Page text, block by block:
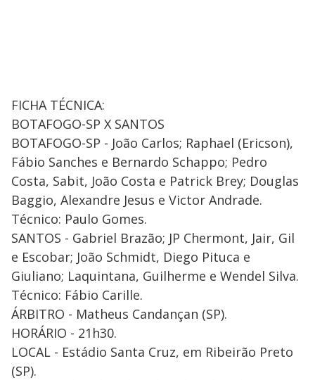
FICHA TÉCNICA:
BOTAFOGO-SP X SANTOS
BOTAFOGO-SP - João Carlos; Raphael (Ericson),
Fábio Sanches e Bernardo Schappo; Pedro
Costa, Sabit, João Costa e Patrick Brey; Douglas
Baggio, Alexandre Jesus e Victor Andrade.
Técnico: Paulo Gomes.
SANTOS - Gabriel Brazão; JP Chermont, Jair, Gil
e Escobar; João Schmidt, Diego Pituca e
Giuliano; Laquintana, Guilherme e Wendel Silva.
Técnico: Fábio Carille.
ÁRBITRO - Matheus Candançan (SP).
HORÁRIO - 21h30.
LOCAL - Estádio Santa Cruz, em Ribeirão Preto
(SP).